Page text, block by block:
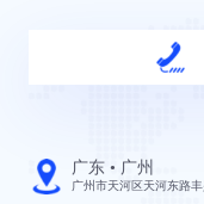
广东 • 广州
广州市天河区天河东路